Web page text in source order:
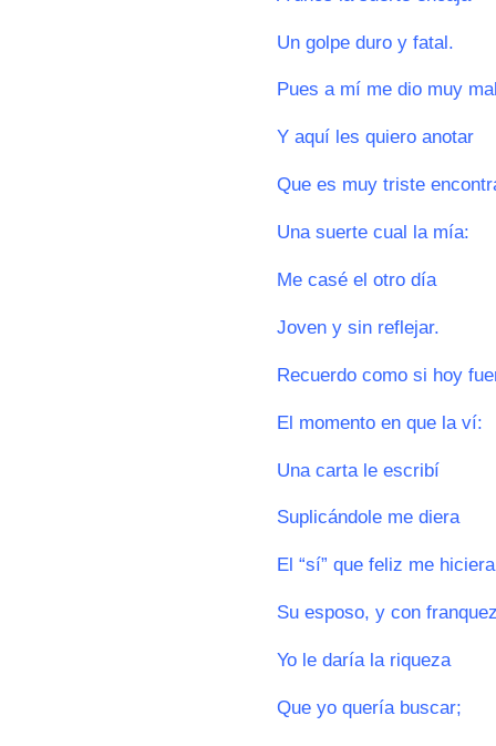
Un golpe duro y fatal.
Pues a mí me dio muy
Y aquí les quiero anotar
Que es muy triste
Una suerte cual la mía:
Me casé el otro día
Joven y sin reflejar.
Recuerdo como si hoy
El momento en que la ví:
Una carta le escribí
Suplicándole me diera
El “sí” que feliz me hiciera
Su esposo, y con
Yo le daría la riqueza
Que yo quería buscar;